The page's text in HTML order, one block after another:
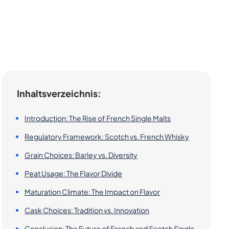
Inhaltsverzeichnis:
Introduction: The Rise of French Single Malts
Regulatory Framework: Scotch vs. French Whisky
Grain Choices: Barley vs. Diversity
Peat Usage: The Flavor Divide
Maturation Climate: The Impact on Flavor
Cask Choices: Tradition vs. Innovation